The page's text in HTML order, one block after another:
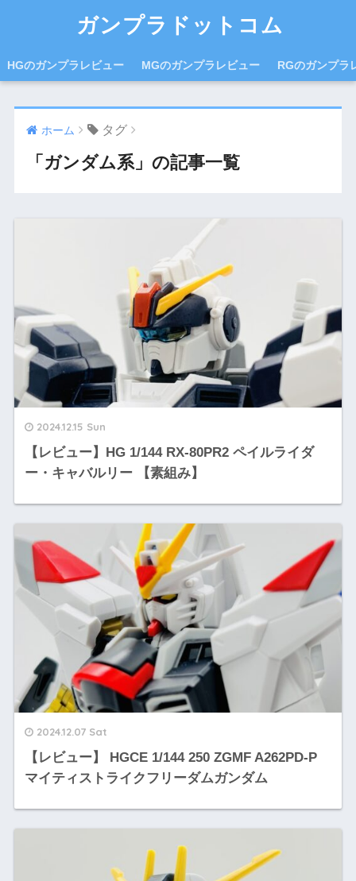
ガンプラドットコム
HGのガンプラレビュー MGのガンプラレビュー RGのガンプラ
ホーム タグ
「ガンダム系」の記事一覧
2024.12.15 Sun
【レビュー】HG 1/144 RX‐80PR2 ペイルライダ
ー・キャバルリー 【素組み】
2024.12.07 Sat
【レビュー】 HGCE 1/144 250 ZGMF A262PD-P
マイティストライクフリーダムガンダム